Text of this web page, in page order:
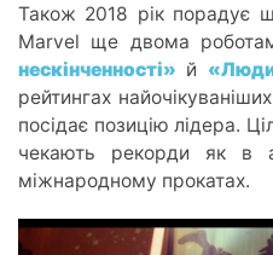
Також 2018 рік порадує
Marvel ще двома
нескінченності» й
рейтингах
посідає позицію лідера.
чекають рекорди як в
міжнародному прокатах.